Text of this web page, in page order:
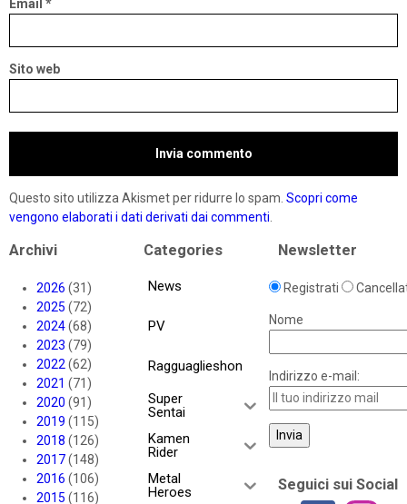
Email *
Sito web
Questo sito utilizza Akismet per ridurre lo spam. Scopri come
vengono elaborati i dati derivati dai commenti.
Archivi
2026 (31)
2025 (72)
2024(68)
2023 (79)
2022(62)
2021 (71)
2020 (91)
2019 (115)
2018 (126)
2017(148)
2016 (106)
2015 (116)
Categories
News
PV
Ragguaglieshon
Super
Sentai
Kamen
Rider
Metal
Heroes
Newsletter
Registrati
Nome
Indirizzo e-mail:
Seguici sui Social